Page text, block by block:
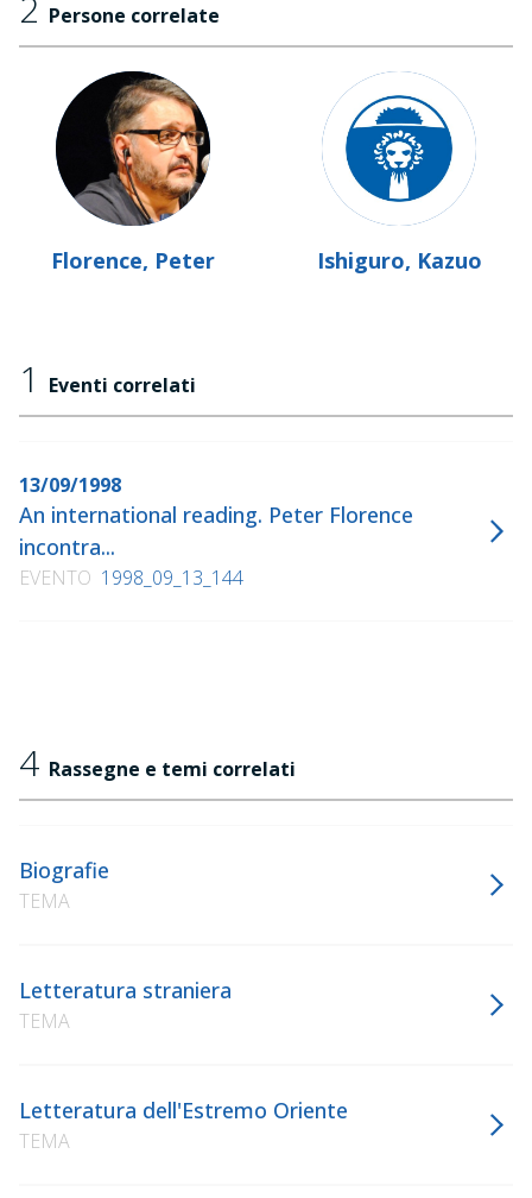
Persone correlate
Florence, Peter Ishiguro, Kazuo
1 Eventi correlati
13/09/1998
An international reading. Peter Florence
incontra...
EVENTO 1998_09_13_144
4 Rassegne e temi correlati
Biografie
TEMA
Letteratura straniera
TEMA
Letteratura dell'Estremo Oriente
TEMA